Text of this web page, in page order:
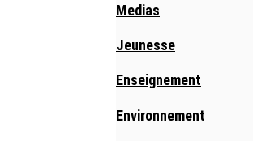
Medias
Jeunesse
Enseignement
Environnement